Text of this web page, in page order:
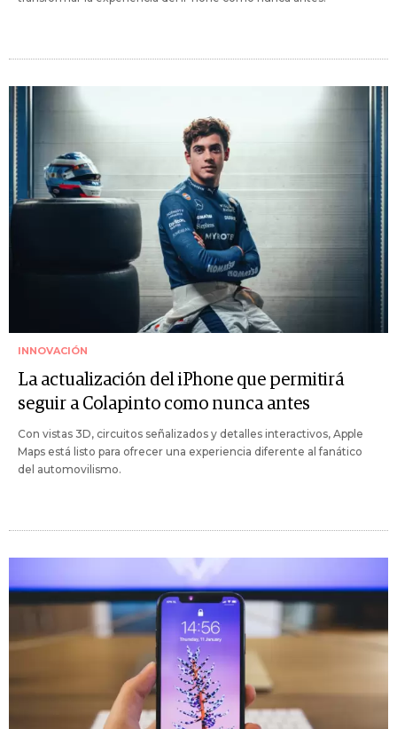
INNOVACIÓN
La actualización del iPhone que permitirá
seguir a Colapinto como nunca antes
Con vistas 3D, circuitos señalizados y detalles interactivos, Apple
Maps está listo para ofrecer una experiencia diferente al fanático
del automovilismo.